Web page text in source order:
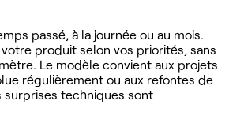
passé, à la journée ou au mois.
produit selon vos priorités, sans
Le modèle convient aux projets
régulièrement ou aux refontes de
surprises techniques sont